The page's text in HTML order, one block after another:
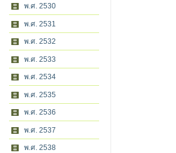
พ.ศ. 2530
พ.ศ. 2531
พ.ศ. 2532
พ.ศ. 2533
พ.ศ. 2534
พ.ศ. 2535
พ.ศ. 2536
พ.ศ. 2537
พ.ศ. 2538